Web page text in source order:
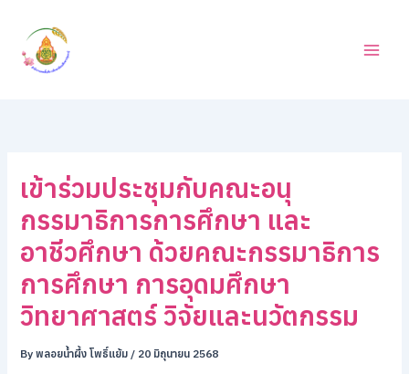
content
เข้าร่วมประชุมกับคณะอนุ
กรรมาธิการการศึกษา และ
อาชีวศึกษา ด้วยคณะกรรมาธิการ
การศึกษา การอุดมศึกษา
วิทยาศาสตร์ วิจัยและนวัตกรรม
Byพลอยน้ำผึ้ง โพธิ์แย้ม / 20 มิถุนายน 2568
ห
า